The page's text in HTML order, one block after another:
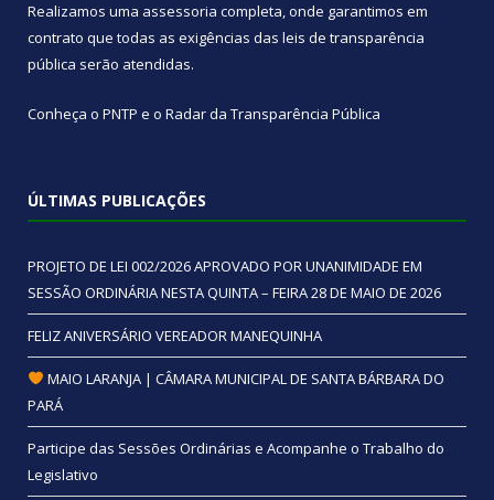
Realizamos uma assessoria completa, onde garantimos em
contrato que todas as exigências das leis de transparência
pública serão atendidas.
Conheça o PNTP e o Radar da Transparência Pública
ÚLTIMAS PUBLICAÇÕES
PROJETO DE LEI 002/2026 APROVADO POR UNANIMIDADE EM
SESSÃO ORDINÁRIA NESTA QUINTA – FEIRA 28 DE MAIO DE 2026
FELIZ ANIVERSÁRIO VEREADOR MANEQUINHA
MAIO LARANJA | CÂMARA MUNICIPAL DE SANTA BÁRBARA DO
PARÁ
Participe das Sessões Ordinárias e Acompanhe o Trabalho do
Legislativo